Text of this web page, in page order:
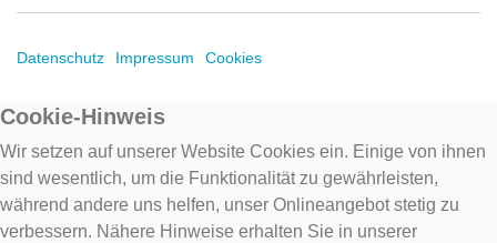
Datenschutz Impressum Cookies
Cookie-Hinweis
Wir setzen auf unserer Website Cookies ein. Einige von ihnen
sind wesentlich, um die Funktionalität zu gewährleisten,
während andere uns helfen, unser Onlineangebot stetig zu
verbessern. Nähere Hinweise erhalten Sie in unserer